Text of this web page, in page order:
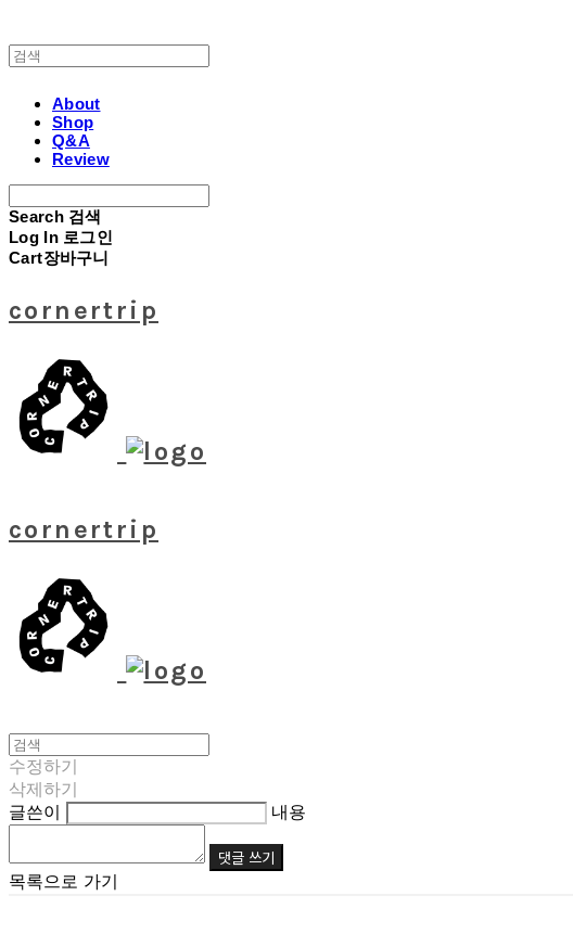
About
Shop
Q&A
Review
Search 검색
Log In 로그인
Cart장바구니
cornertrip
cornertrip
수정하기
삭제하기
글쓴이
내용
댓글 쓰기
목록으로 가기